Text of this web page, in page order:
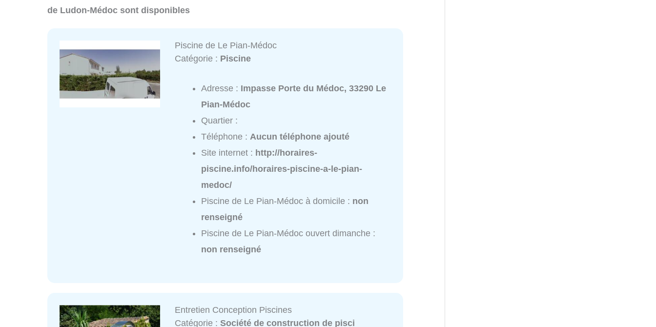
de Ludon-Médoc sont disponibles
Piscine de Le Pian-Médoc
Catégorie : Piscine
Adresse : Impasse Porte du Médoc, 33290 Le
Pian-Médoc
Quartier :
Téléphone :Aucun téléphone ajouté
Site internet : http://horaires-
piscine.info/horaires-piscine-a-le-pian-
medoc/
Piscine de Le Pian-Médoc à domicile : non
renseigné
Piscine de Le Pian-Médoc ouvert dimanche :
non renseigné
Entretien Conception Piscines
Catégorie :Société de construction de pisci